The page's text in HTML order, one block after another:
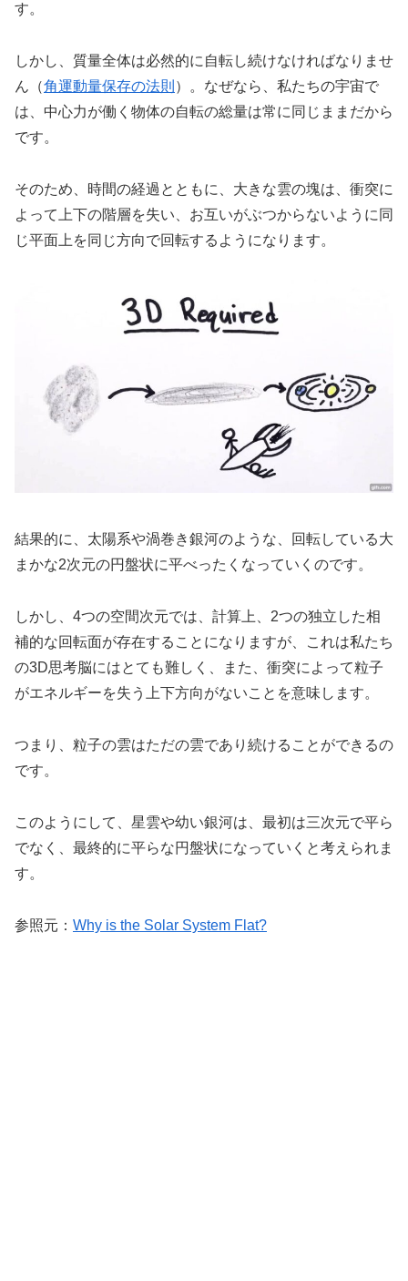
す。
しかし、質量全体は必然的に自転し続けなければなりませ
ん（角運動量保存の法則 ）。なぜなら、私たちの宇宙で
は、中心力が働く物体の自転の総量は常に同じままだから
です。
そのため、時間の経過とともに、大きな雲の塊は、衝突に
よって上下の階層を失い、お互いがぶつからないように同
じ平面上を同じ方向で回転するようになります。
結果的に、太陽系や渦巻き銀河のような、回転している大
まかな2次元の円盤状に平べったくなっていくのです。
しかし、4つの空間次元では、計算上、2つの独立した相
補的な回転面が存在することになりますが、これは私たち
の3D思考脳にはとても難しく、また、衝突によって粒子
がエネルギーを失う上下方向がないことを意味します。
つまり、粒子の雲はただの雲であり続けることができるの
です。
このようにして、星雲や幼い銀河は、最初は三次元で平ら
でなく、最終的に平らな円盤状になっていくと考えられま
す。
参照元： Why is the Solar System Flat?